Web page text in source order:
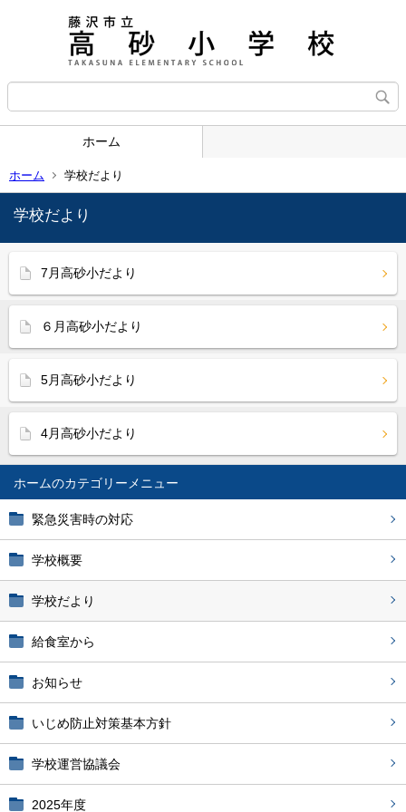
ホーム
ホーム 学校だより
ホーム
緊急災害時の対応
学校概要
学校だより
給食室から
お知らせ
いじめ防止対策基本方針
学校運営協議会
2025年度
学校だより
7月高砂小だより
６月高砂小だより
5月高砂小だより
4月高砂小だより